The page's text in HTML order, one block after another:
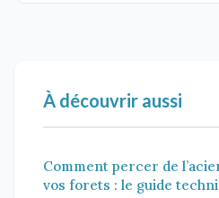
À découvrir aussi
Comment percer de
vos forets : le guide